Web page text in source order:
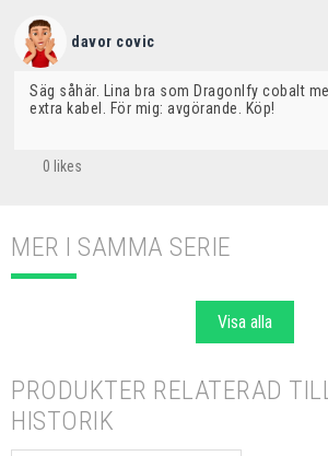
davor covic
Säg såhär. Lina bra som Dragonlfy cobalt
extra kabel. För mig: avgörande. Köp!
0 likes
MER I SAMMA SERIE
Visa alla
PRODUKTER RELATERAD
HISTORIK